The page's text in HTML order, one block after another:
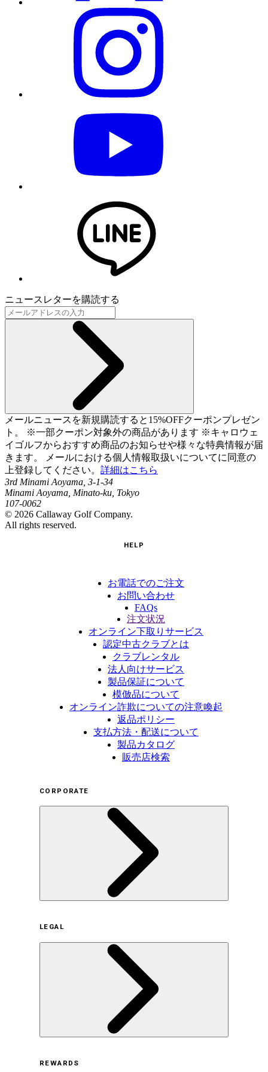
ニュースレターを購読する
メールニュースを新規購読すると15%OFFクーポンプレゼン
ト。 ※一部クーポン対象外の商品があります ※キャロウェ
イゴルフからおすすめ商品のお知らせや様々な特典情報が届
きます。 メールにおける個人情報取扱いについてに同意の
上登録してください。 詳細はこちら
3rd Minami Aoyama, 3-1-34
Minami Aoyama, Minato-ku, Tokyo
107-0062
© 2026 Callaway Golf Company.
All rights reserved.
HELP
お電話でのご注文
お問い合わせ
FAQs
注文状況
オンライン下取りサービス
認定中古クラブとは
クラブレンタル
法人向けサービス
製品保証について
模倣品について
オンライン詐欺についての注意喚起
返品ポリシー
支払方法・配送について
製品カタログ
販売店検索
CORPORATE
サステナビリティの取り組み（日本）
サステナビリティの取り組み（米国/英語）
ヒストリー
採用情報
LEGAL
REWARDS